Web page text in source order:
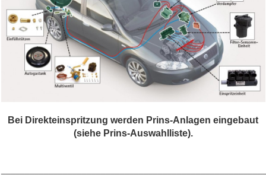
Bei Direkteinspritzung werden Prins-Anlagen eingebaut
(siehe Prins-Auswahlliste).